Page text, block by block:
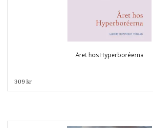
Året hos Hyperboréerna
309 kr